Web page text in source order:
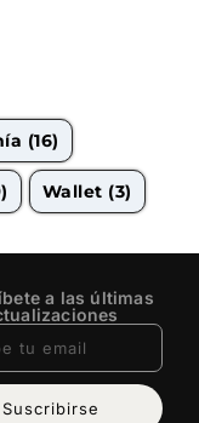
(16)
Wallet (3)
a las últimas
Suscribirse